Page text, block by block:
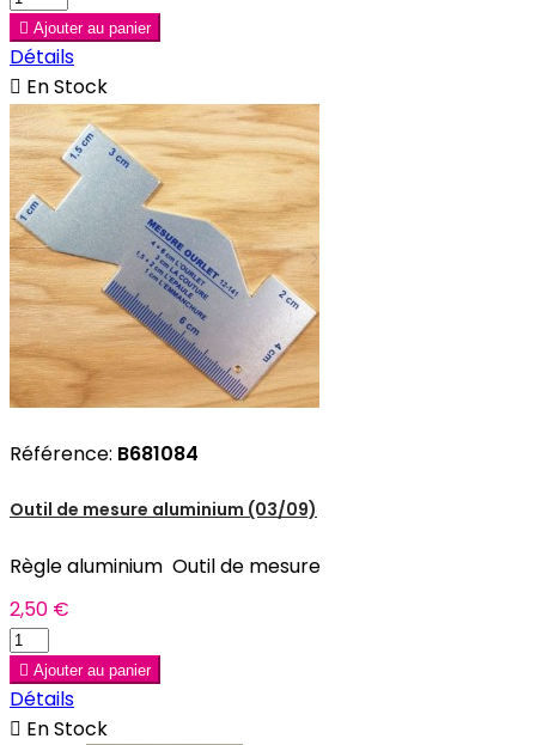
 Ajouter au panier
Détails
 En Stock
Référence: B681084
Outil de mesure aluminium (03/09)
Règle aluminium Outil de mesure
2,50 €
 Ajouter au panier
Détails
 En Stock